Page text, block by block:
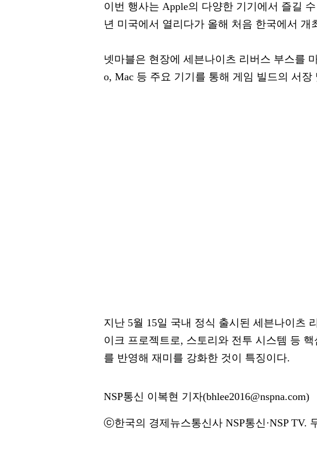
이번 행사는 Apple의 다양한 기기에서 즐길
년 미국에서 열리다가 올해 처음 한국에서 개
넷마블은 현장에 세븐나이츠 리버스 부스를
o, Mac 등 주요 기기를 통해 게임 빌드의 서
지난 5월 15일 국내 정식 출시된 세븐나이츠
이크 프로젝트로, 스토리와 전투 시스템 등
를 반영해 재미를 강화한 것이 특징이다.
NSP통신 이복현 기자(bhlee2016@nspna.com)
ⓒ한국의 경제뉴스통신사 NSP통신·NSP TV.